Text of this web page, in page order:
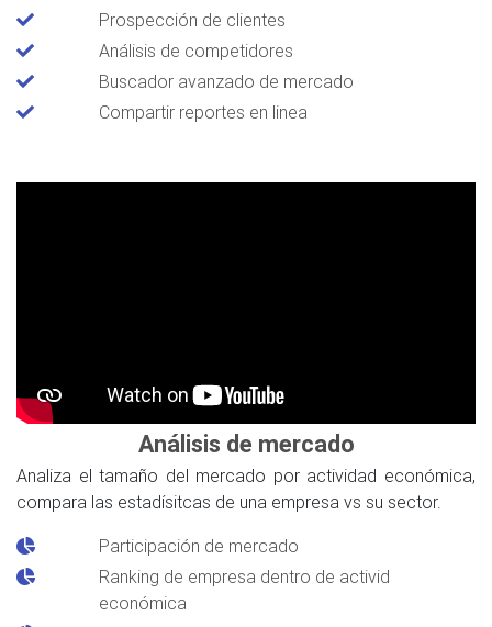
Prospección de clientes
Análisis de competidores
Buscador avanzado de mercado
Compartir reportes en linea
Análisis de mercado
Analiza el tamaño del mercado por actividad económica,
compara las estadísitcas de una empresa vs su sector.
Participación de mercado
Ranking de empresa dentro de activid
económica